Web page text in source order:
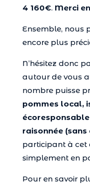
4 160€. Merci
Ensemble, nous
encore plus
N’hésitez donc
autour de vous
nombre puisse
pommes local,
raisonnée
participant à cet
simplement en
Pour en savoir